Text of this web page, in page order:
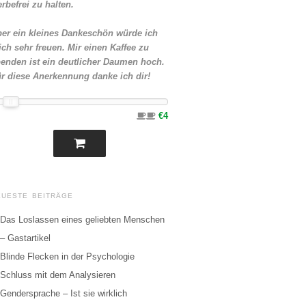
zu halten.
ein kleines Dankeschön würde ich
sehr freuen. Mir einen Kaffee zu
ist ein deutlicher Daumen hoch.
diese Anerkennung danke ich dir!
€4
BEITRÄGE
Das Loslassen eines geliebten Menschen
– Gastartikel
Blinde Flecken in der Psychologie
Schluss mit dem Analysieren
Gendersprache – Ist sie wirklich